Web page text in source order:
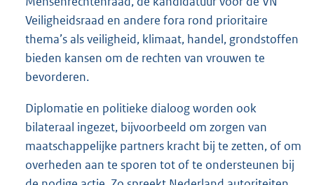
Veiligheidsraad en andere fora rond prioritaire
thema’s als veiligheid, klimaat, handel, grondstoffen
bieden kansen om de rechten van vrouwen te
bevorderen.
Diplomatie en politieke dialoog worden ook
bilateraal ingezet, bijvoorbeeld om zorgen van
maatschappelijke partners kracht bij te zetten, of om
overheden aan te sporen tot of te ondersteunen bij